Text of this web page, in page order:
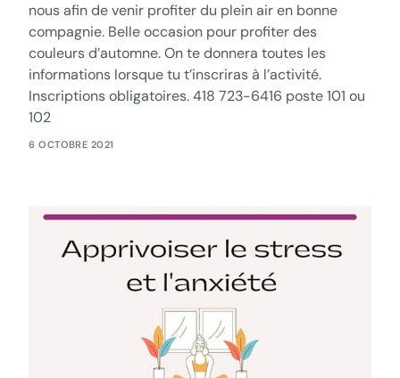
nous afin de venir profiter du plein air en bonne
compagnie. Belle occasion pour profiter des
couleurs d’automne. On te donnera toutes les
informations lorsque tu t’inscriras à l’activité.
Inscriptions obligatoires. 418 723-6416 poste 101 ou
102
6 OCTOBRE 2021